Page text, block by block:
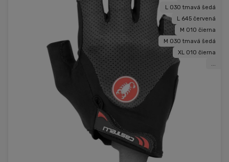
L 030 tmavá šedá
L 645 červená
M 010 čierna
M 030 tmavá šedá
XL 010 čierna
...